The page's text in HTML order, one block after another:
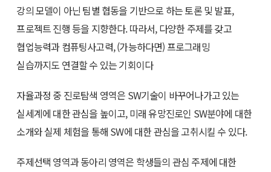
강의 모델이 아닌 팀별 협동을 기반으로 하는 토론 및 발표,
프로젝트 진행 등을 지향한다. 따라서, 다양한 주제를 갖고
협업능력과 컴퓨팅사고력, (가능하다면) 프로그래밍
실습까지도 연결할 수 있는 기회이다
자율과정 중 진로탐색 영역은 SW기술이 바꾸어나가고 있는
실세계에 대한 관심을 높이고, 미래 유망진로인 SW분야에 대한
소개와 실제 체험을 통해 SW에 대한 관심을 고취시킬 수 있다.
주제선택 영역과 동아리 영역은 학생들의 관심 주제에 대한